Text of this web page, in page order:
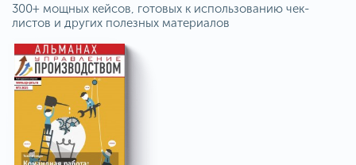
300+ мощных кейсов, готовых к использованию чек-
листов и других полезных материалов